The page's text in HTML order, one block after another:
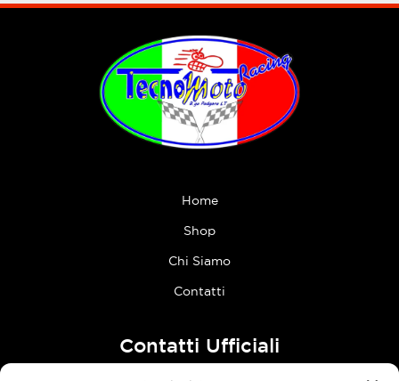
Home
Shop
Chi Siamo
Contatti
Contatti Ufficiali